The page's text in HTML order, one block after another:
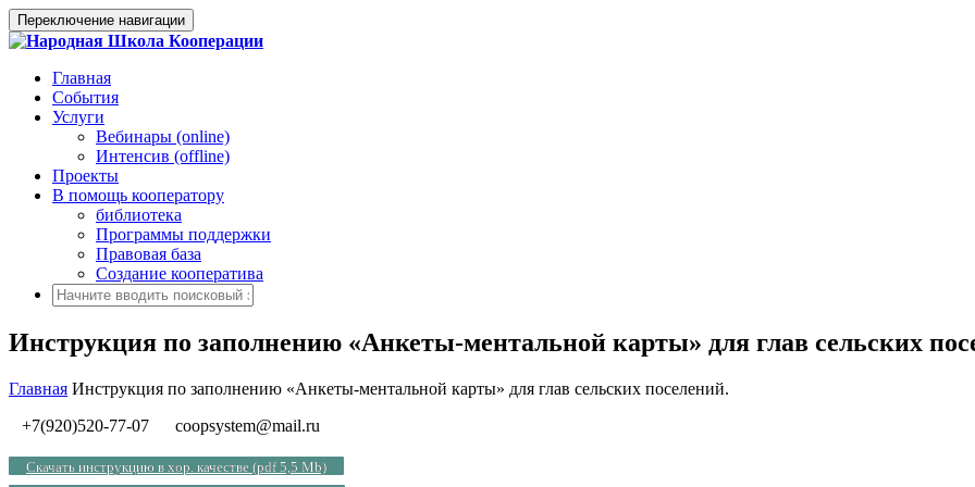
Переключение навигации
Главная
События
Услуги
Вебинары (online)
Интенсив (offline)
Проекты
В помощь кооператору
библиотека
Программы поддержки
Правовая база
Создание кооператива
Инструкция по заполнению «Анкеты-ментальной карты» для глав сельских
Главная Инструкция по заполнению «Анкеты-ментальной карты» для глав сельских поселений.
+7(920)520-77-07
coopsystem@mail.ru
Скачать инструкцию в хор. качестве (pdf 5,5 Mb)